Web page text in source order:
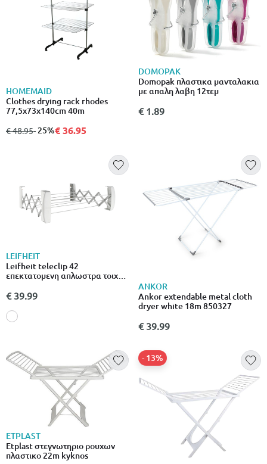
HOMEMAID
Clothes drying rack rhodes
77,5x73x140cm 40m
από
€ 48.95σε
- 25%€ 36.95
DOMOPAK
Domopak πλαστικα μανταλακια
με απαλη λαβη 12τεμ
€ 1.89
LEIFHEIT
Leifheit teleclip 42
επεκτατομενη απλωστρα τοιχου
€ 39.99
ANKOR
Ankor extendable metal cloth
dryer white 18m 850327
€ 39.99
ETPLAST
Etplast στεγνωτηριο ρουχων
πλαστικο 22m kyknos
- 13%